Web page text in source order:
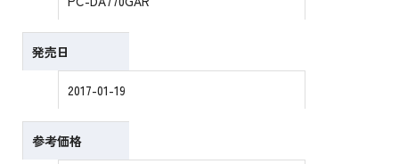
発売日
2017-01-19
参考価格